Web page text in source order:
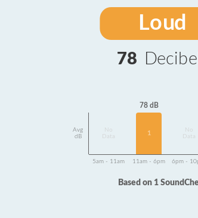
Loud
78
Avg
dB
Data
78 dB
1
Data
5am - 11am 11am - 6pm 6pm -
Based on 1